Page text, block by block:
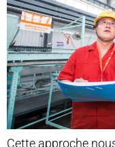
Cette approche